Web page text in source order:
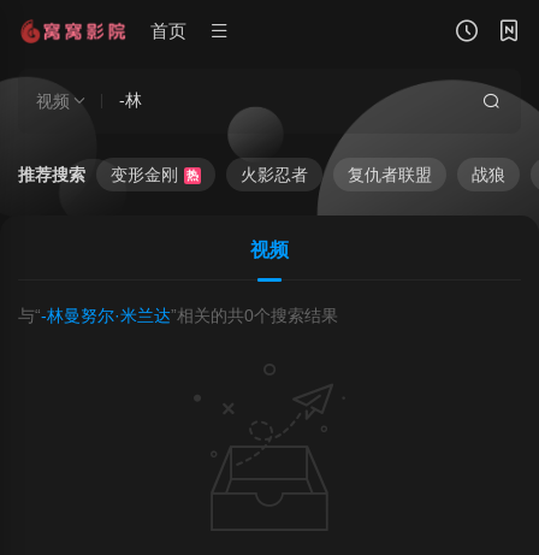
首页
视频
推荐搜索 变形金刚 热 火影忍者 复仇者联盟 战狼
视频
与“-林曼努尔·米兰达”相关的共0个搜索结果